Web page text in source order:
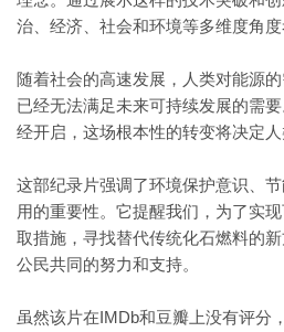
治、经济、社会和环境等多维度角度
随着社会的高速发展，人类对能源
已经无法满足未来可持续发展的需
经开启，这场根本性的转变将决定人
这部纪录片强调了环境保护意识、
用的重要性。它提醒我们，为了实
取措施，寻找替代传统化石燃料的
公民共同的努力和支持。
虽然该片在IMDb和豆瓣上没有评分